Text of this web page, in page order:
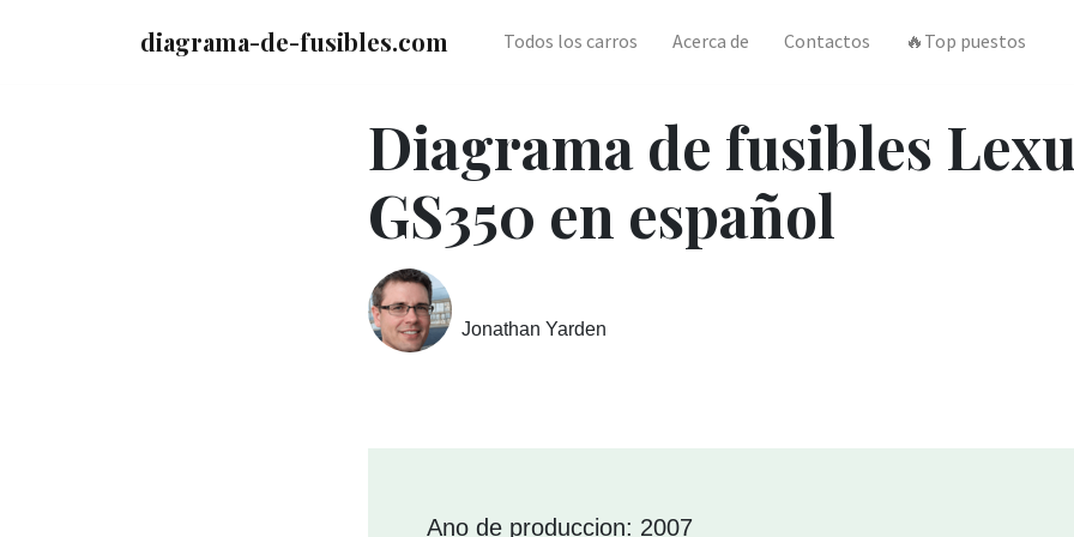
diagrama-de-fusibles.com Todos los carros Acerca de Contactos 🔥Top puestos
Diagrama de fusibles
GS350 en español
Jonathan Yarden
Ano de produccion: 2007